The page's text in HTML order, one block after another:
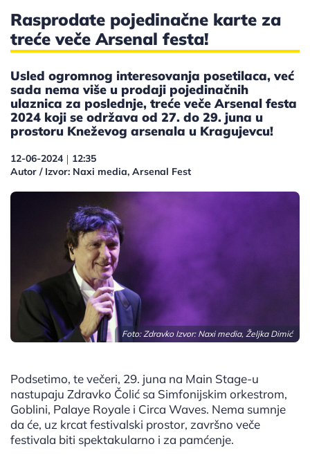
Rasprodate pojedinačne karte za
treće veče Arsenal festa!
Usled ogromnog interesovanja posetilaca, već
sada nema više u prodaji pojedinačnih
ulaznica za poslednje, treće veče Arsenal festa
2024 koji se održava od 27. do 29. juna u
prostoru Kneževog arsenala u Kragujevcu!
12-06-2024 | 12:35
Autor / Izvor: Naxi media, Arsenal Fest
Foto: Zdravko Izvor: Naxi media, Željka Dimić
Podsetimo, te večeri, 29. juna na Main Stage-u
nastupaju Zdravko Čolić sa Simfonijskim orkestrom,
Goblini, Palaye Royale i Circa Waves. Nema sumnje
da će, uz krcat festivalski prostor, završno veče
festivala biti spektakularno i za pamćenje.